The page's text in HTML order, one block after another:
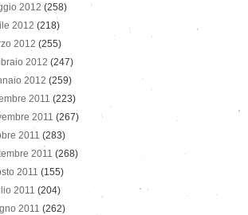
2012 (258)
2012 (218)
2012 (255)
2012 (247)
2012 (259)
2011 (223)
2011 (267)
2011 (283)
2011 (268)
2011 (155)
2011 (204)
2011 (262)